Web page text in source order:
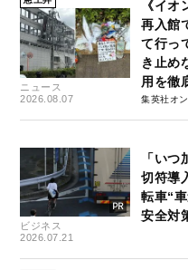
ニュース
2026.08.07
《イ
再入館
て行っ
き止め
用を徹
集英社オ
ビジネス
2026.07.21
「い
切符導
転車“
安全対